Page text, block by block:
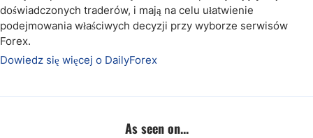
doświadczonych traderów, i mają na celu ułatwienie
podejmowania właściwych decyzji przy wyborze serwisów
Forex.
Dowiedz się więcej o DailyForex
As seen on...